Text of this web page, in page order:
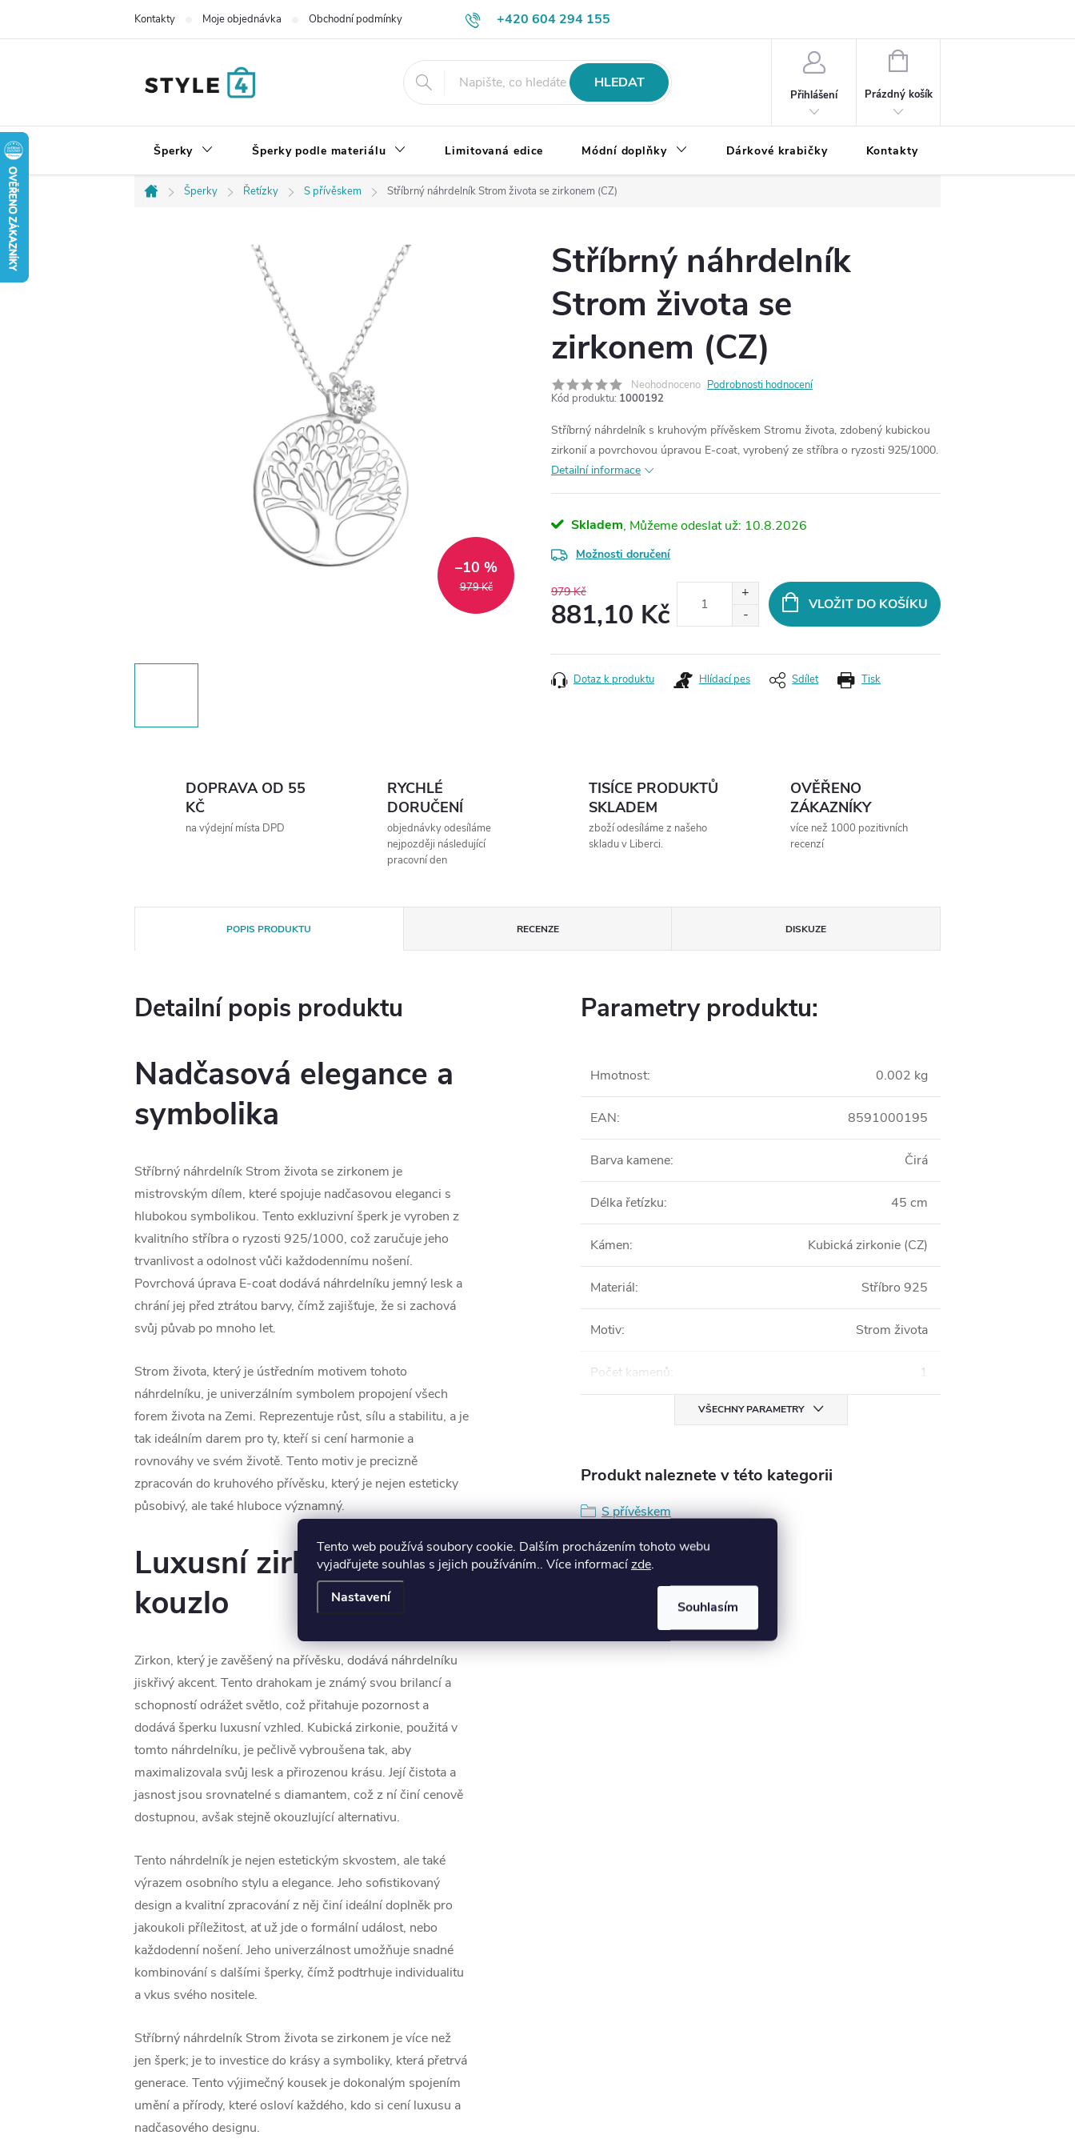
Tento web používá soubory cookie. Dalším procházením tohoto webu
vyjadřujete souhlas s jejich používáním.. Více informacízde.
Nastavení
Souhlasím
+420 604 294 155
Kontakty Moje objednávka Obchodní podmínky Výměna, vrácení a reklamace zboží
HLEDAT
Přihlášení
NÁKUPNÍ
Prázdný košík
Šperky Šperky podle materiálu Limitovaná edice Módní doplňky Dárkové krabičky Kontakty
Domů
Šperky Řetízky S přívěskem Stříbrný náhrdelník Strom života se zirkonem (CZ)
979 Kč
–10 %
Stříbrný náhrdelník
Strom života se
zirkonem (CZ)
Neohodnoceno Podrobnosti hodnocení
Kód produktu: 1000192
Stříbrný náhrdelník s kruhovým přívěskem Stromu života, zdobený kubickou
zirkonií a povrchovou úpravou E-coat, vyrobený ze stříbra o ryzosti 925/1000.
Detailní informace
Skladem 10.8.2026
Možnosti doručení
979 Kč
881,10 Kč
cena:
VLOŽIT DO KOŠÍKU
Tisk
Dotaz k produktu Hlídací pes Sdílet
DOPRAVA OD 55
KČ
na výdejní místa DPD
RYCHLÉ
DORUČENÍ
objednávky odesíláme
nejpozději následující
pracovní den
TISÍCE PRODUKTŮ
SKLADEM
zboží odesíláme z našeho
skladu v Liberci.
OVĚŘENO
ZÁKAZNÍKY
více než 1000 pozitivních
recenzí
POPIS PRODUKTU RECENZE DISKUZE
Detailní popis produktu
Nadčasová elegance a
symbolika
Stříbrný náhrdelník Strom života se zirkonem je
mistrovským dílem, které spojuje nadčasovou eleganci s
hlubokou symbolikou. Tento exkluzivní šperk je vyroben z
kvalitního stříbra o ryzosti 925/1000, což zaručuje jeho
trvanlivost a odolnost vůči každodennímu nošení.
Povrchová úprava E-coat dodává náhrdelníku jemný lesk a
chrání jej před ztrátou barvy, čímž zajišťuje, že si zachová
svůj půvab po mnoho let.
Strom života, který je ústředním motivem tohoto
náhrdelníku, je univerzálním symbolem propojení všech
forem života na Zemi. Reprezentuje růst, sílu a stabilitu, a je
tak ideálním darem pro ty, kteří si cení harmonie a
rovnováhy ve svém životě. Tento motiv je precizně
zpracován do kruhového přívěsku, který je nejen esteticky
působivý, ale také hluboce významný.
Luxusní zirkon a jeho
kouzlo
Zirkon, který je zavěšený na přívěsku, dodává náhrdelníku
jiskřivý akcent. Tento drahokam je známý svou brilancí a
schopností odrážet světlo, což přitahuje pozornost a
dodává šperku luxusní vzhled. Kubická zirkonie, použitá v
tomto náhrdelníku, je pečlivě vybroušena tak, aby
maximalizovala svůj lesk a přirozenou krásu. Její čistota a
jasnost jsou srovnatelné s diamantem, což z ní činí cenově
dostupnou, avšak stejně okouzlující alternativu.
Tento náhrdelník je nejen estetickým skvostem, ale také
výrazem osobního stylu a elegance. Jeho sofistikovaný
design a kvalitní zpracování z něj činí ideální doplněk pro
jakoukoli příležitost, ať už jde o formální událost, nebo
každodenní nošení. Jeho univerzálnost umožňuje snadné
kombinování s dalšími šperky, čímž podtrhuje individualitu
a vkus svého nositele.
Stříbrný náhrdelník Strom života se zirkonem je více než
jen šperk; je to investice do krásy a symboliky, která přetrvá
generace. Tento výjimečný kousek je dokonalým spojením
umění a přírody, které osloví každého, kdo si cení luxusu a
nadčasového designu.
Parametry produktu:
Hmotnost: 0.002 kg
EAN: 8591000195
Barva kamene: Čirá
Délka řetízku: 45 cm
Kámen: Kubická zirkonie (CZ)
Materiál: Stříbro 925
Motiv: Strom života
Počet kamenů: 1
VŠECHNY PARAMETRY
Produkt naleznete v této kategorii
S přívěskem